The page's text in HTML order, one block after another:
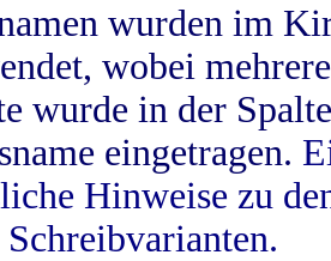
wurden im
wobei
wurde in der
eingetragen.
Hinweise zu